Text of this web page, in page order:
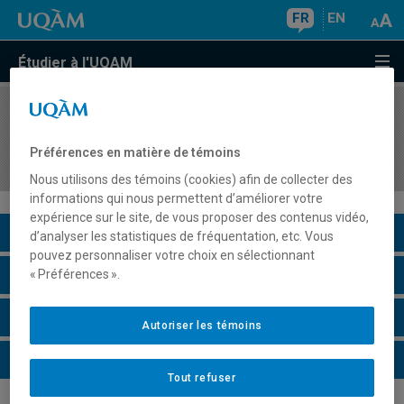
FR EN
Étudier à l'UQAM
COURS//
dans les organisations
Description du cours
Horaire - Été 2026
Horaire - Automne 2026
Horaire - Hiver 2027
Préférences en matière de témoins
Nous utilisons des témoins (cookies) afin de collecter des
informations qui nous permettent d’améliorer votre
expérience sur le site, de vous proposer des contenus vidéo,
d’analyser les statistiques de fréquentation, etc. Vous
pouvez personnaliser votre choix en sélectionnant
« Préférences ».
Tout refuser
Autoriser les témoins